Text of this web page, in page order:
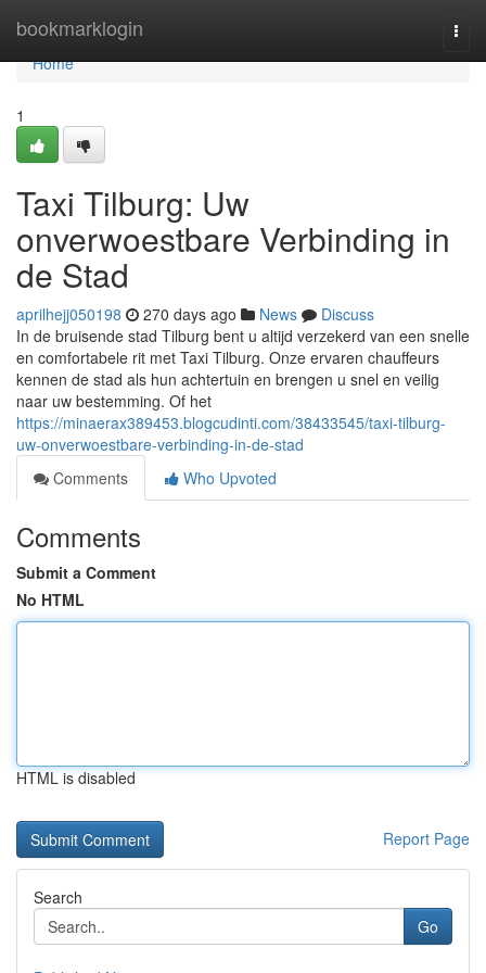
bookmarklogin
Home
Home
1
Taxi Tilburg: Uw
onverwoestbare Verbinding in
de Stad
aprilhejj050198 270 days ago News
Discuss
In de bruisende stad Tilburg bent u altijd verzekerd van een snelle
en comfortabele rit met Taxi Tilburg. Onze ervaren chauffeurs
kennen de stad als hun achtertuin en brengen u snel en veilig
naar uw bestemming. Of het
https://minaerax389453.blogcudinti.com/38433545/taxi-tilburg-
uw-onverwoestbare-verbinding-in-de-stad
Comments
Who Upvoted
Comments
Submit a Comment
No HTML
HTML is disabled
Report Page
Search
Go